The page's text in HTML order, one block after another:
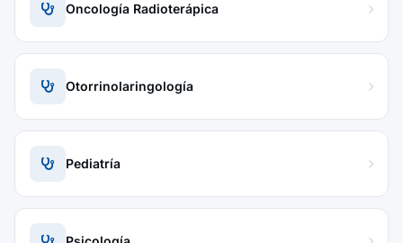
Oncología Radioterápica
Otorrinolaringología
Pediatría